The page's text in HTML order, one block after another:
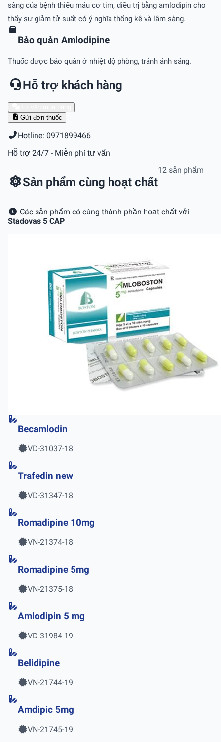
sàng của bệnh thiếu máu cơ tim, điều trị bằng amlodipin cho
thấy sự giảm tử suất có ý nghĩa thống kê và lâm sàng.
Bảo quản Amlodipine
Thuốc được bảo quản ở nhiệt độ phòng, tránh ánh sáng.
Hỗ trợ khách hàng
Gửi đơn thuốc
Hotline: 0971899466
Hỗ trợ 24/7 - Miễn phí tư vấn
Sản phẩm cùng hoạt chất
12 sản phẩm
Các sản phẩm có cùng thành phần hoạt chất với
Stadovas 5 CAP
Becamlodin
VD-31037-18
Trafedin new
VD-31347-18
Romadipine 10mg
VN-21374-18
Romadipine 5mg
VN-21375-18
Amlodipin 5 mg
VD-31984-19
Belidipine
VN-21744-19
Amdipic 5mg
VN-21745-19